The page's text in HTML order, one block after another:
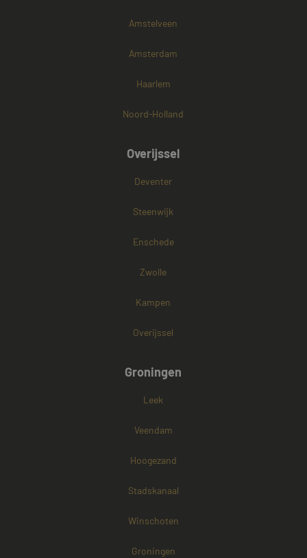
Amstelveen
Amsterdam
Haarlem
Noord-Holland
Overijssel
Deventer
Steenwijk
Enschede
Zwolle
Kampen
Overijssel
Groningen
Leek
Veendam
Hoogezand
Stadskanaal
Winschoten
Groningen